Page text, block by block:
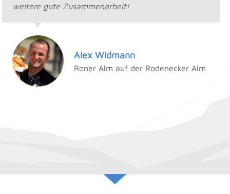
weitere gute Zusammenarbeit!
Alex Widmann
Roner Alm auf der Rodenecker Alm